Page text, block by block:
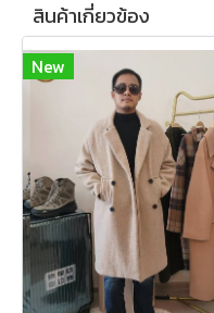
สินค้าเกี่ยวข้อง
New